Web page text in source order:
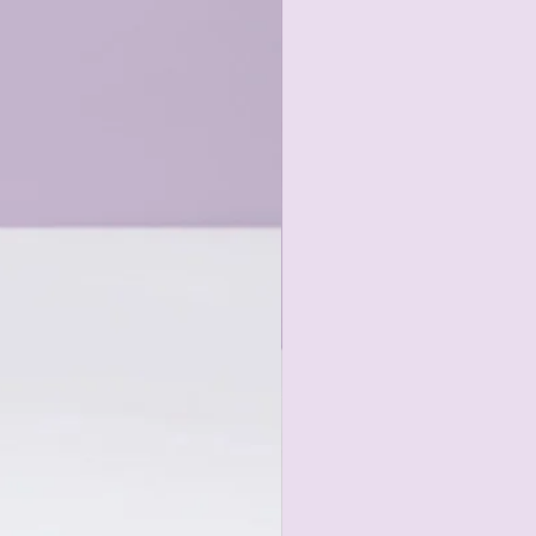
oder in kontrollierten
geeignet.
Risse, lose Nähte) auftreten.
Schäden.
ins Gebüsch verschwinden -
oder Ähnlichem.